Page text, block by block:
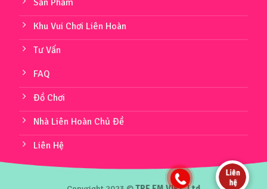
Khu Vui Chơi Liên Hoàn
Tư Vấn
FAQ
Đồ Chơi
Nhà Liên Hoàn Chủ Đề
Liên Hệ